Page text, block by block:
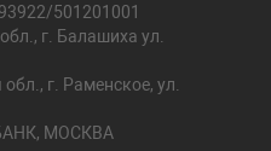
501201001
г. Балашиха ул.
г. Раменское, ул.
МОСКВА